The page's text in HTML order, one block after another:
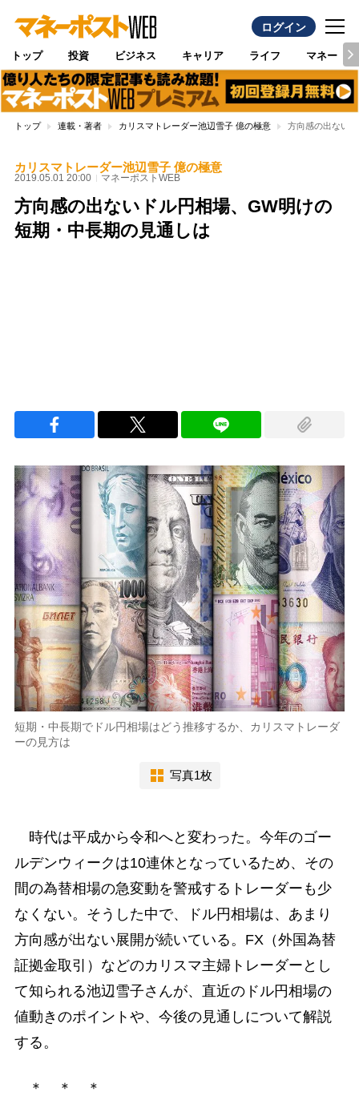
ログイン
トップ 投資 ビジネス キャリア ライフ マネー
トップ 連載・著者 カリスマトレーダー池辺雪子 億の極意 方向感の出ない
カリスマトレーダー池辺雪子 億の極意
2019.05.01 20:00 マネーポストWEB
方向感の出ないドル円相場、GW明けの
短期・中長期の見通しは
短期・中長期でドル円相場はどう推移するか、カリスマトレーダ
ーの見方は
写真1枚
時代は平成から令和へと変わった。今年のゴー
ルデンウィークは10連休となっているため、その
間の為替相場の急変動を警戒するトレーダーも少
なくない。そうした中で、ドル円相場は、あまり
方向感が出ない展開が続いている。FX（外国為替
証拠金取引）などのカリスマ主婦トレーダーとし
て知られる池辺雪子さんが、直近のドル円相場の
値動きのポイントや、今後の見通しについて解説
する。
＊ ＊ ＊